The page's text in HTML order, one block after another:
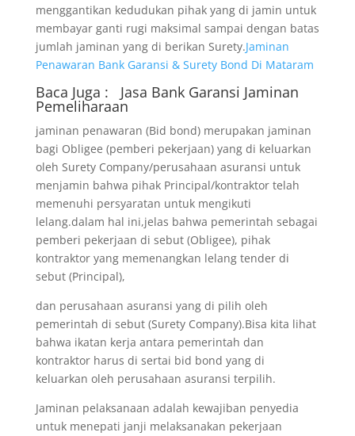
menggantikan kedudukan pihak yang di jamin untuk
membayar ganti rugi maksimal sampai dengan batas
jumlah jaminan yang di berikan Surety.Jaminan
Penawaran Bank Garansi & Surety Bond Di Mataram
Baca Juga : Jasa Bank Garansi Jaminan
Pemeliharaan
jaminan penawaran (Bid bond) merupakan jaminan
bagi Obligee (pemberi pekerjaan) yang di keluarkan
oleh Surety Company/perusahaan asuransi untuk
menjamin bahwa pihak Principal/kontraktor telah
memenuhi persyaratan untuk mengikuti
lelang.dalam hal ini,jelas bahwa pemerintah sebagai
pemberi pekerjaan di sebut (Obligee), pihak
kontraktor yang memenangkan lelang tender di
sebut (Principal),
dan perusahaan asuransi yang di pilih oleh
pemerintah di sebut (Surety Company).Bisa kita lihat
bahwa ikatan kerja antara pemerintah dan
kontraktor harus di sertai bid bond yang di
keluarkan oleh perusahaan asuransi terpilih.
Jaminan pelaksanaan adalah kewajiban penyedia
untuk menepati janji melaksanakan pekerjaan